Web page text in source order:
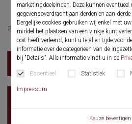
marketingdoeleinden. Deze kunnen eventueel
gegevensoverdracht aan derden en aan
Dergelijke cookies gebruiken wij enkel met
middel het plaatsen van een vinkje kunt
ooit heeft verleend, kunt u te allen tijde voor
informatie over de categorieën van de
bij "Details". Alle informatie vindt u in de
Essentieel Statistiek
Impressum
Keuze bevestigen
Pour plus d'informations cliquer ici :
LinkedIn
07200 Vogüé